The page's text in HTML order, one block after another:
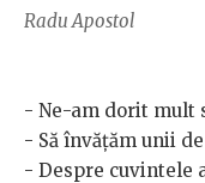
Radu Apostol
- Ne-am dorit mult
- Să învățăm unii
- Despre cuvintele